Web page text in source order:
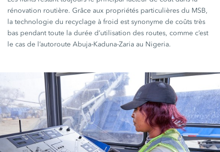
rénovation routière. Grâce aux propriétés particulières du MSB,
la technologie du recyclage à froid est synonyme de coûts très
bas pendant toute la durée d’utilisation des routes, comme c’est
le cas de l’autoroute Abuja-Kaduna-Zaria au Nigeria.